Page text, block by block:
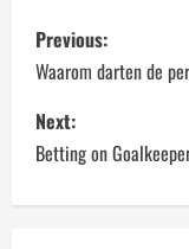
P
o
s
t
Previous:
Waarom darten de
Next:
Betting on